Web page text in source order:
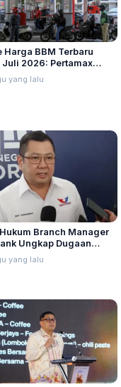
Harga BBM Terbaru
Juli 2026: Pertamax
dan Pertamina
yang lalu
Branch Manager
Ungkap Dugaan
oleh Hary Tanoe
Towe
yang lalu